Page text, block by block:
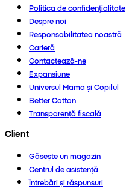
Politica de confidențialitate
Despre noi
Responsabilitatea noastră
Carieră
Contactează-ne
Expansiune
Universul Mama și Copilul
Better Cotton
Transparență fiscală
Client
Găsește un magazin
Centrul de asistență
Întrebări și răspunsuri